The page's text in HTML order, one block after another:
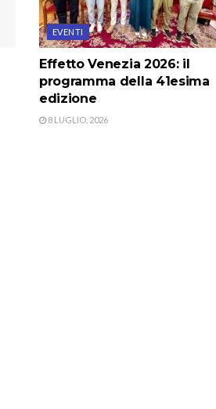
EVENTI
Effetto Venezia 2026: il
programma della 41esima
edizione
8 LUGLIO, 2026